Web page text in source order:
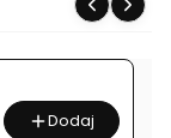
Dodaj